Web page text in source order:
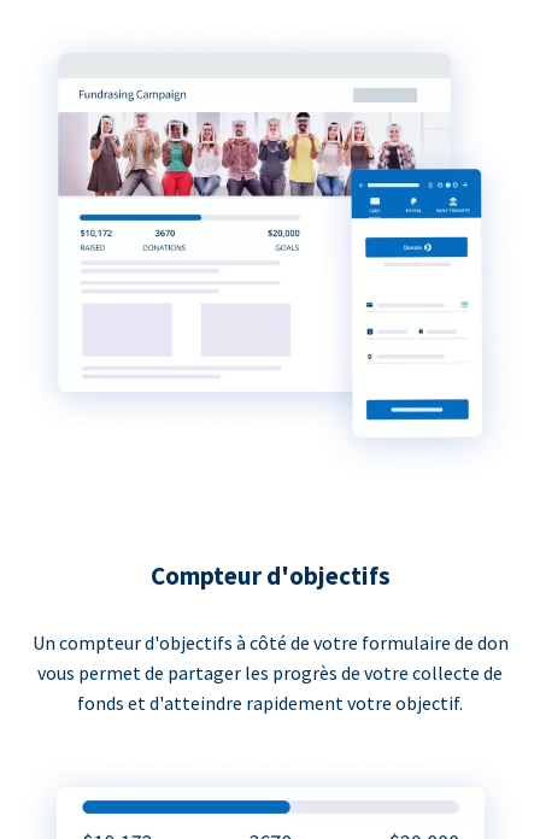
Compteur d'objectifs
Un compteur d'objectifs à côté de votre formulaire de don
vous permet de partager les progrès de votre collecte de
fonds et d'atteindre rapidement votre objectif.